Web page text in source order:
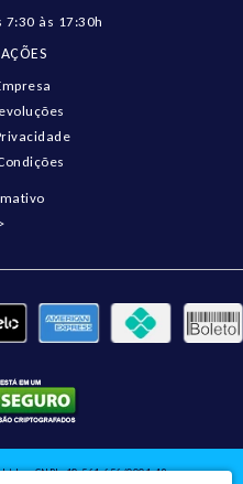
7:30 às 17:30h
- CNPJ: 18.561.656/0001-49